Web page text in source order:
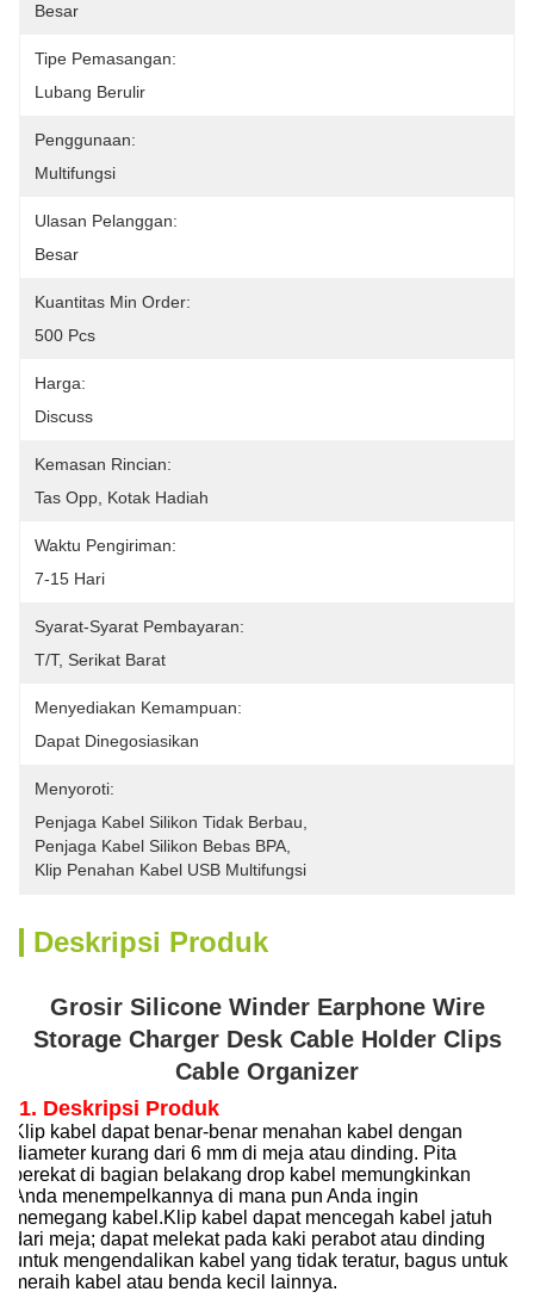
Besar
Tipe Pemasangan:
Lubang Berulir
Penggunaan:
Multifungsi
Ulasan Pelanggan:
Besar
Kuantitas Min Order:
500 Pcs
Harga:
Discuss
Kemasan Rincian:
Tas Opp, Kotak Hadiah
Waktu Pengiriman:
7-15 Hari
Syarat-Syarat Pembayaran:
T/T, Serikat Barat
Menyediakan Kemampuan:
Dapat Dinegosiasikan
Menyoroti:
Penjaga Kabel Silikon Tidak Berbau
Penjaga Kabel Silikon Bebas BPA
Klip Penahan Kabel USB Multifungsi
Deskripsi Produk
Grosir Silicone Winder Earphone Wire
Storage Charger Desk Cable Holder Clips
Cable Organizer
1. Deskripsi Produk
Klip kabel dapat benar-benar menahan kabel dengan
diameter kurang dari 6 mm di meja atau dinding. Pita
perekat di bagian belakang drop kabel memungkinkan
Anda menempelkannya di mana pun Anda ingin
memegang kabel.Klip kabel dapat mencegah kabel jatuh
dari meja; dapat melekat pada kaki perabot atau dinding
untuk mengendalikan kabel yang tidak teratur, bagus untuk
meraih kabel atau benda kecil lainnya.